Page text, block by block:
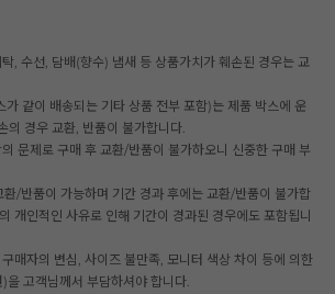
, 수선, 담배(향수) 냄새 등 상품가치가 훼손된 경우는 교
가 같이 배송되는 기타 상품 전부 포함)는 제품 박스에 운
의 경우 교환, 반품이 불가합니다.
문제로 구매 후 교환/반품이 불가하오니 신중한 구매 부
/반품이 가능하며 기간 경과 후에는 교환/반품이 불가합
개인적인 사유로 인해 기간이 경과된 경우에도 포함됩니
매자의 변심, 사이즈 불만족, 모니터 색상 차이 등에 의한
을 고객님께서 부담하셔야 합니다.